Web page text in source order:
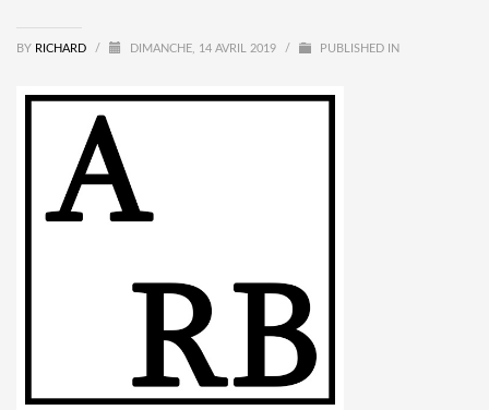
BY RICHARD / DIMANCHE, 14 AVRIL 2019 / PUBLISHED IN